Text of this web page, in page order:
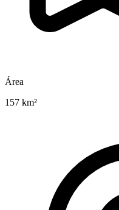
Área
157 km²